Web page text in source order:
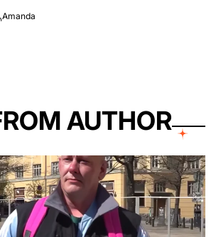
Amanda
AUTHOR